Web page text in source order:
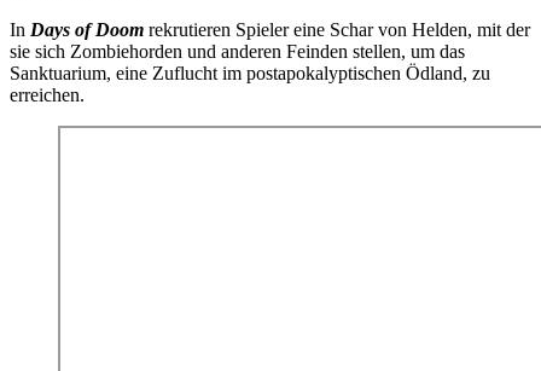
In Days of Doom rekrutieren Spieler eine Schar von Helden, mit der
sie sich Zombiehorden und anderen Feinden stellen, um das
Sanktuarium, eine Zuflucht im postapokalyptischen Ödland, zu
erreichen.